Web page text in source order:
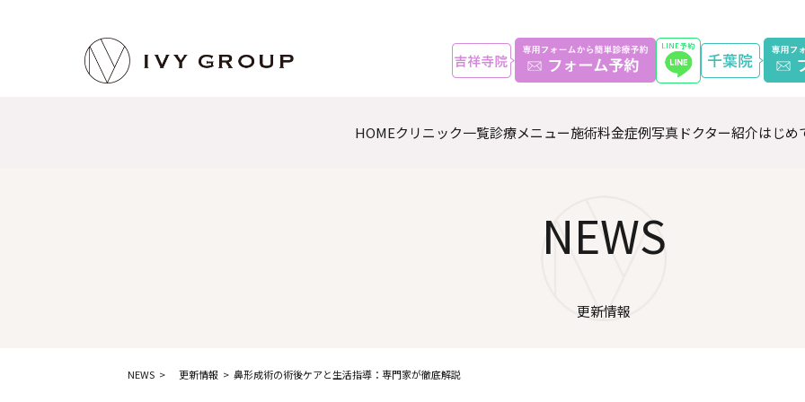
HOMEクリニック一覧診療メニュー施術料金症例写真ドクター紹介はじめ
NEWS
更新情報
NEWS 更新情報 鼻形成術の術後ケアと生活指導：専門家が徹底解説